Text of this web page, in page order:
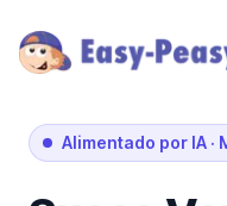
Alimentado por IA ·